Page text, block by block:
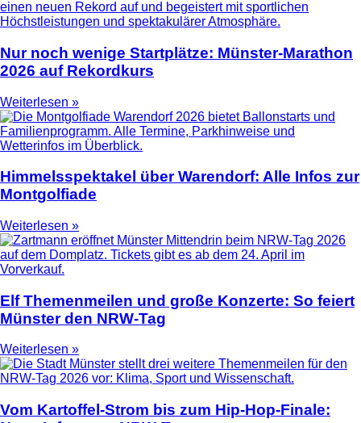
Nur noch wenige Startplätze: Münster-Marathon
2026 auf Rekordkurs
Weiterlesen »
Himmelsspektakel über Warendorf: Alle Infos zur
Montgolfiade
Weiterlesen »
Elf Themenmeilen und große Konzerte: So feiert
Münster den NRW-Tag
Weiterlesen »
Vom Kartoffel-Strom bis zum Hip-Hop-Finale: